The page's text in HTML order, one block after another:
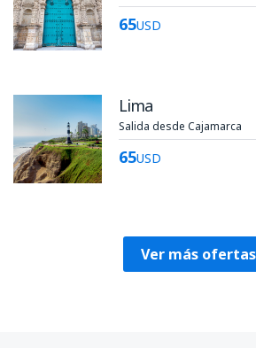
65USD
Lima
Salida desde Cajamarca
65USD
Ver más ofertas